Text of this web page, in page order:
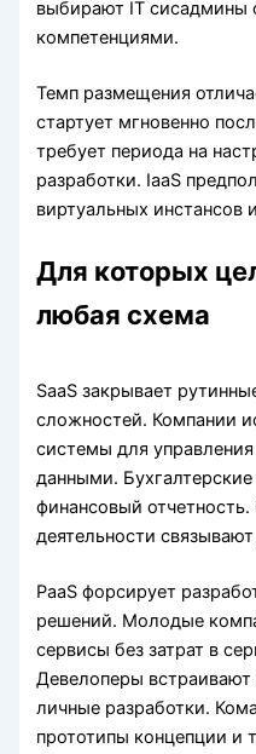
выбирают IT сисадмины
компетенциями.
Темп размещения
стартует мгновенно
требует периода на
разработки. IaaS
виртуальных
Для которых
любая схема
SaaS закрывает
сложностей. Компании
системы для
данными.
финансовый
деятельности
PaaS форсирует
решений. Молодые
сервисы без затрат в
Девелоперы встраивают
личные разработки.
прототипы концепции и